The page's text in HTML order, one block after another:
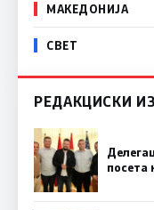
МАКЕДОНИЈА
СВЕТ
РЕДАКЦИСКИ
посета